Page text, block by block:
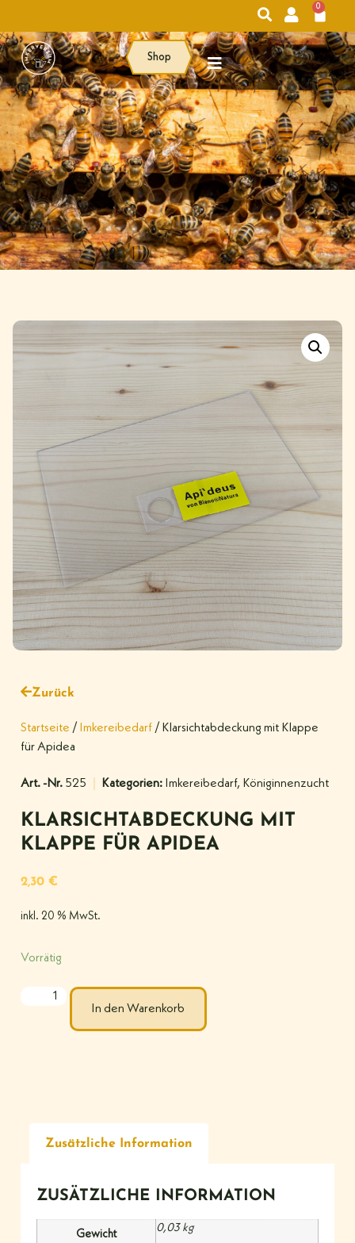
0
Shop
Zurück
Startseite / Imkereibedarf / Klarsichtabdeckung mit Klappe
für Apidea
Art. -Nr. 525 Kategorien: Imkereibedarf, Königinnenzucht
KLARSICHTABDECKUNG MIT
KLAPPE FÜR APIDEA
2,30 €
inkl. 20 % MwSt.
Vorrätig
In den Warenkorb
Zusätzliche Information
ZUSÄTZLICHE INFORMATION
Gewicht
0,03 kg